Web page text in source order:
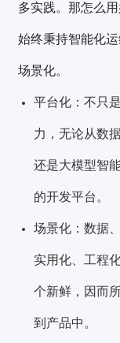
多实践。那怎么
始终秉持智能化
场景化。
平台化：不只
力，无论从数
还是大模型智
的开发平台。
场景化：数据
实用化、工程
个新鲜，因而
到产品中。